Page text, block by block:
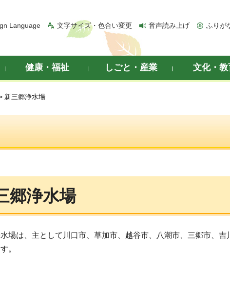
Language 文字サイズ・色合い変更 音声読み上げ ふりが
健康・福祉 しごと・産業 文化・教
新三郷浄水場
郷浄水場
場は、主として川口市、草加市、越谷市、八潮市、三郷市、吉
。